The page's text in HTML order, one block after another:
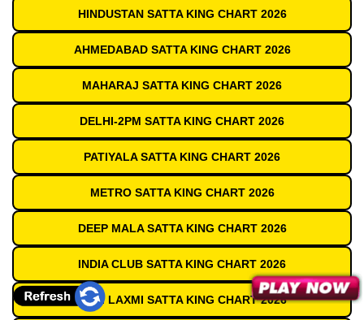
HINDUSTAN SATTA KING CHART 2026
AHMEDABAD SATTA KING CHART 2026
MAHARAJ SATTA KING CHART 2026
DELHI-2PM SATTA KING CHART 2026
PATIYALA SATTA KING CHART 2026
METRO SATTA KING CHART 2026
DEEP MALA SATTA KING CHART 2026
INDIA CLUB SATTA KING CHART 2026
SHRI LAXMI SATTA KING CHART 2026